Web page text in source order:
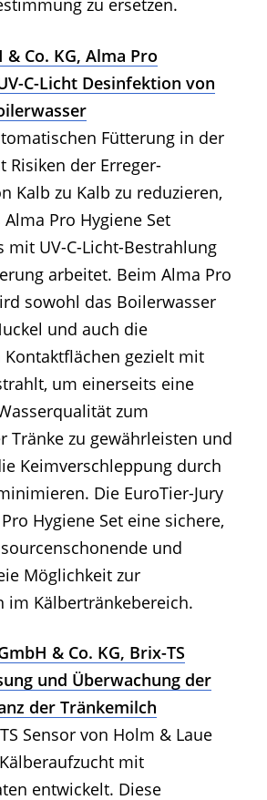
zu ersetzen.
& Co. KG, Alma Pro
C-Licht Desinfektion von
Fütterung in der
Risiken der Erreger-
Kalb zu Kalb zu reduzieren,
Alma Pro Hygiene Set
mit UV-C-Licht-Bestrahlung
arbeitet. Beim Alma Pro
sowohl das Boilerwasser
und auch die
Kontaktflächen gezielt mit
um einerseits eine
zum
Tränke zu gewährleisten und
Keimverschleppung durch
Die EuroTier-Jury
Hygiene Set eine sichere,
und
Möglichkeit zur
im Kälbertränkebereich.
& Co. KG, Brix-TS
und Überwachung der
der Tränkemilch
Sensor von Holm & Laue
mit
entwickelt. Diese